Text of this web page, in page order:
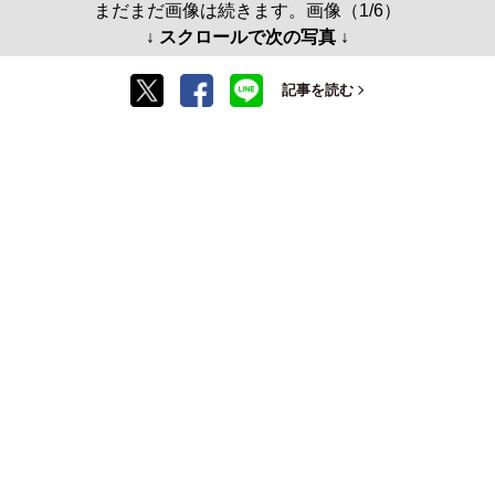
まだまだ画像は続きます。画像（1/6）
↓ スクロールで次の写真 ↓
記事を読む